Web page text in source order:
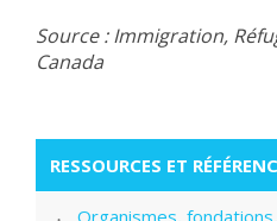
Source : Immigration,
Canada
RESSOURCES ET
Organismes,